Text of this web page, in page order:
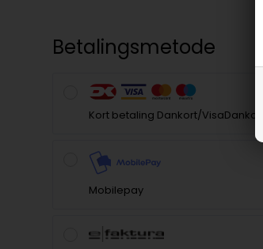
Betalingsmetode
Kort betaling Dankort/VisaDankort
Mobilepay